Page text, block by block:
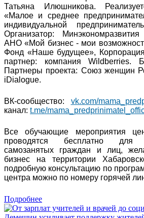
Татьяна Илюшникова.
«Малое и среднее
индивидуальной
Организатор:
АНО «Мой бизнес - мои
Фонд «Наше будущее»,
партнер: компания Wildberries.
Партнеры проекта: Союз женщин
iDialogue.
ВК-сообщество: vk.com/
канал: t.me/
Все обучающие мероприятия
проводятся бесплатно для
самозанятых граждан и лиц,
бизнес на территории
подробную консультацию по
центра можно по номеру горячей
Подробнее